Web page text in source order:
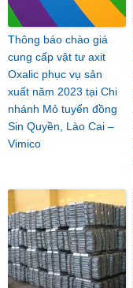
Thông báo chào giá
cung cấp vật tư axit
Oxalic phục vụ sản
xuất năm 2023 tại Chi
nhánh Mỏ tuyển đồng
Sin Quyền, Lào Cai –
Vimico